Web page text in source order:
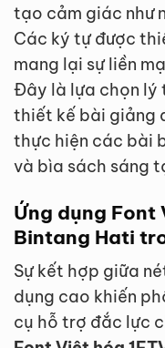
tạo cảm giác như
Các ký tự được
mang lại sự liền
Đây là lựa chọn lý
thiết kế bài giảng
thực hiện các bài
và bìa sách sáng
Ứng dụng Font
Bintang Hati
Sự kết hợp giữa
dụng cao khiến
cụ hỗ trợ đắc lực